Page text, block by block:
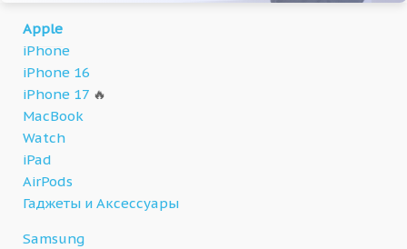
Apple
iPhone
iPhone 16
iPhone 17 🔥
MacBook
Watch
iPad
AirPods
Гаджеты и Аксессуары
Samsung